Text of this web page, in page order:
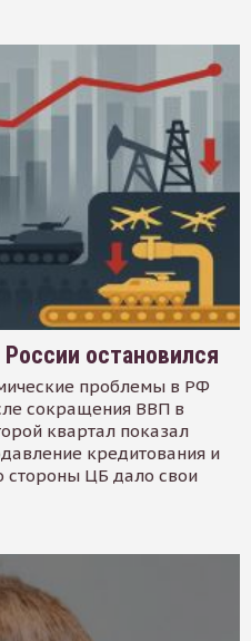
остановился
проблемы в РФ
сокращения ВВП в
квартал показал
кредитования и
стороны ЦБ дало свои